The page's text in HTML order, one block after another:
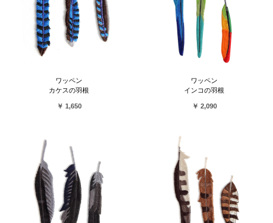
ワッペン
カケスの羽根
￥ 1,650
ワッペン
インコの羽根
￥ 2,090